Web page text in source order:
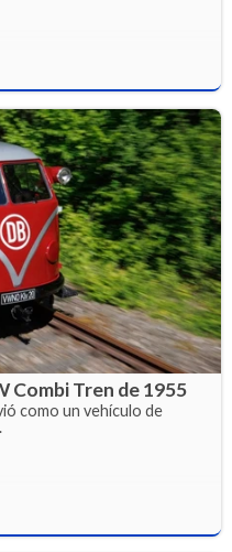
Combi Tren de 1955
como un vehículo de